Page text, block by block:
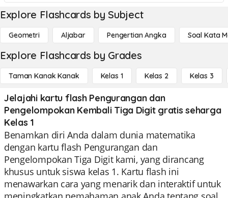
Explore Flashcards by Subject
Geometri Aljabar Pengertian Angka Soal Kata
Explore Flashcards by Grades
Taman Kanak Kanak Kelas 1 Kelas 2 Kelas 3
Jelajahi kartu flash Pengurangan dan
Pengelompokan Kembali Tiga Digit gratis seharga
Kelas 1
Benamkan diri Anda dalam dunia matematika
dengan kartu flash Pengurangan dan
Pengelompokan Tiga Digit kami, yang dirancang
khusus untuk siswa kelas 1. Kartu flash ini
menawarkan cara yang menarik dan interaktif untuk